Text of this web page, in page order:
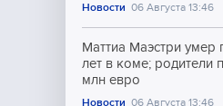
Новости 06 Августа 13:46
Маттиа Маэстри умер
лет в коме; родители
млн евро
Новости 06 Августа 13:46